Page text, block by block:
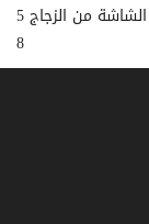
شاشة حماية ضد الكسرتغطي كامل الشاشة من الزجاج 5D آيفون 6 7
8